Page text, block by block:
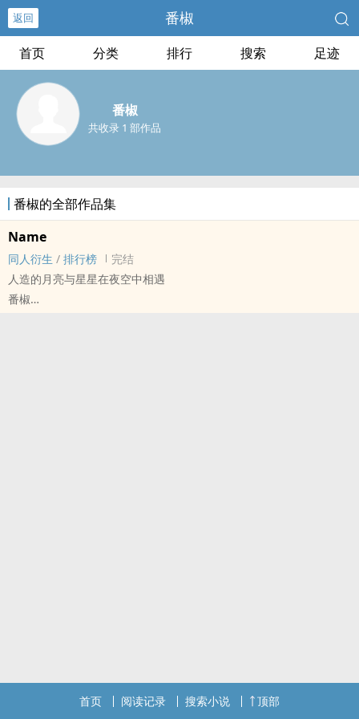
返回 番椒
首页 分类 排行 搜索 足迹
番椒
共收录 1 部作品
番椒的全部作品集
Name
同人衍生 / 排行榜
完结
人造的月亮与星星在夜空中相遇
番椒
首页 阅读记录 搜索小说 顶部